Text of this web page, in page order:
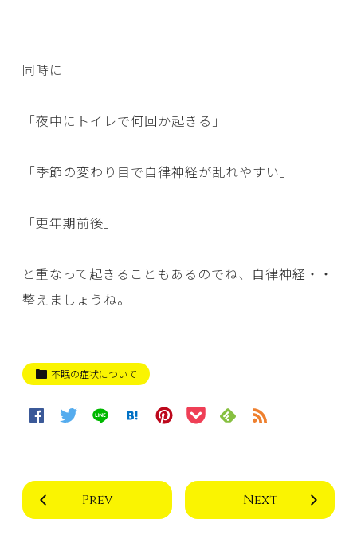
同時に
「夜中にトイレで何回か起きる」
「季節の変わり目で自律神経が乱れやすい」
「更年期前後」
と重なって起きることもあるのでね、自律神経・・
整えましょうね。
不眠の症状について
Prev Next